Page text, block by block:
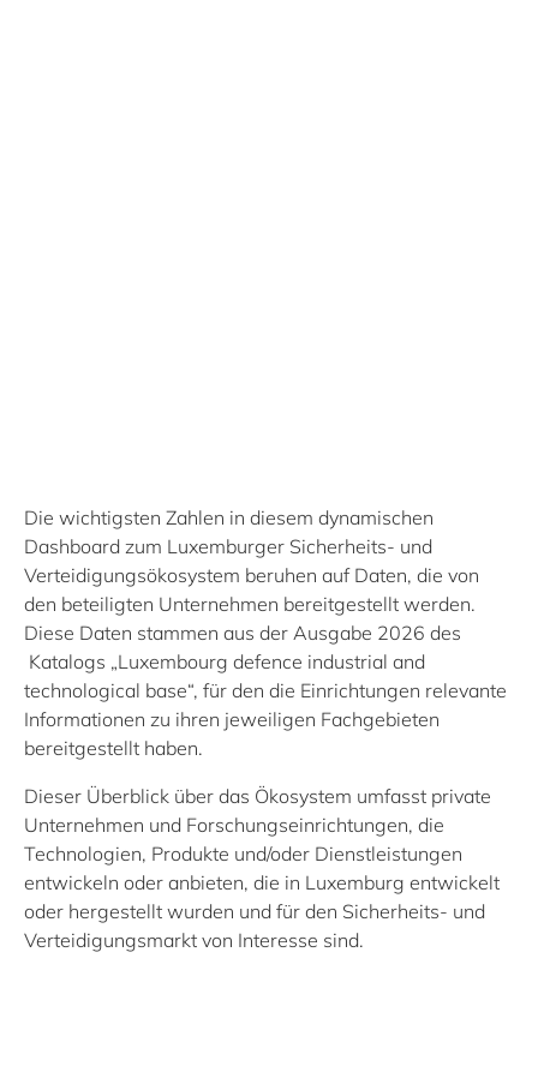
Die wichtigsten Zahlen in diesem dynamischen
Dashboard zum Luxemburger Sicherheits- und
Verteidigungsökosystem beruhen auf Daten, die von
den beteiligten Unternehmen bereitgestellt werden.
Diese Daten stammen aus der Ausgabe 2026 des
Katalogs „Luxembourg defence industrial and
technological base“, für den die Einrichtungen relevante
Informationen zu ihren jeweiligen Fachgebieten
bereitgestellt haben.
Dieser Überblick über das Ökosystem umfasst private
Unternehmen und Forschungseinrichtungen, die
Technologien, Produkte und/oder Dienstleistungen
entwickeln oder anbieten, die in Luxemburg entwickelt
oder hergestellt wurden und für den Sicherheits- und
Verteidigungsmarkt von Interesse sind.